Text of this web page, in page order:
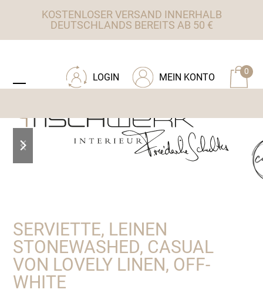
KOSTENLOSER VERSAND INNERHALB
DEUTSCHLANDS BEREITS AB 50 €
0
MEIN KONTO
LOGIN
mobile
mobile
slide
slide
SERVIETTE, LEINEN
STONEWASHED, CASUAL
VON LOVELY LINEN, OFF-
WHITE